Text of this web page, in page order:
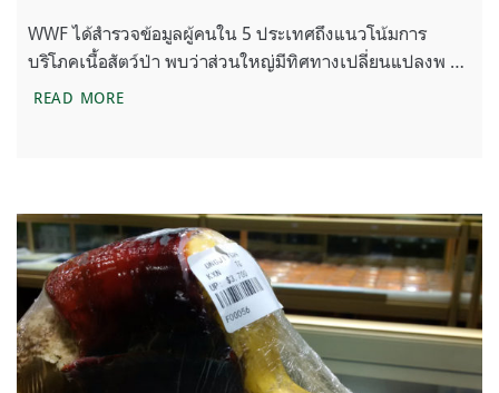
WWF ได้สำรวจข้อมูลผู้คนใน 5 ประเทศถึงแนวโน้มการ
บริโภคเนื้อสัตว์ป่า พบว่าส่วนใหญ่มีทิศทางเปลี่ยนแปลงพ …
READ MOREโควิด-19 เปลี่ยนพฤติกรรมคนเอเชียเรื่องการบริโภคสั